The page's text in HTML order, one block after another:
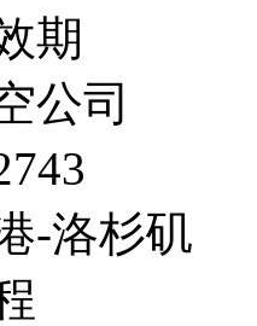
期
公司
-洛杉矶